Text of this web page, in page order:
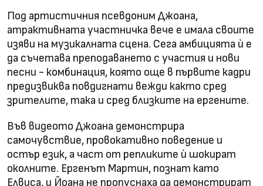
Под артистичния псевдоним Джоана,
атрактивната участничка вече е имала своите
изяви на музикалната сцена. Сега амбицията ѝ е
да съчетава преподаването с участия и нови
песни - комбинация, която още в първите кадри
предизвиква повдигнати вежди както сред
зрителите, така и сред близките на ергените.
Във видеото Джоана демонстрира
самочувствие, провокативно поведение и
остър език, а част от репликите ѝ шокират
околните. Ергенът Мартин, познат като
Елвиса, и Йоана не пропуснаха да демонстрират